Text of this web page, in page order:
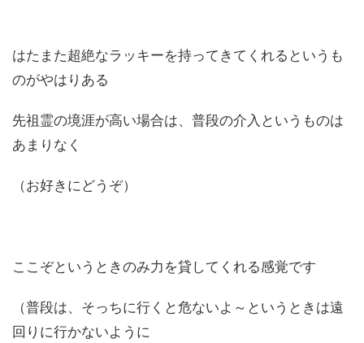
はたまた超絶なラッキーを持ってきてくれるというも
のがやはりある
先祖霊の境涯が高い場合は、普段の介入というものは
あまりなく
（お好きにどうぞ）
ここぞというときのみ力を貸してくれる感覚です
（普段は、そっちに行くと危ないよ～というときは遠
回りに行かないように